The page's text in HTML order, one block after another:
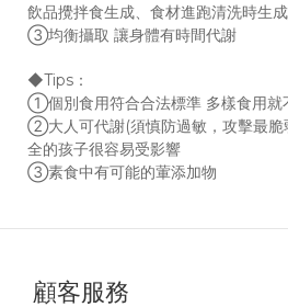
飲品攪拌食生成、食材進跑清洗時生
③均衡攝取 讓身體有時間代謝
◆Tips：
①個別食用符合合法標準 多樣食用就
②大人可代謝(須慎防過敏，攻擊最脆
全的孩子很容易受影響
③素食中有可能的葷添加物
顧客服務